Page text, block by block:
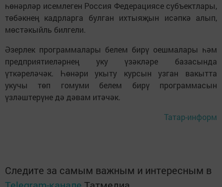
һөнәрләр исемлеген Россия Федерациясе субъектлары,
төбәкнең кадрларга булган ихтыяҗын исәпкә алып,
мөстәкыйль билгели.
Әзерлек программалары белем бирү оешмалары һәм
предприятиеләрнең уку үзәкләре базасында
үткәреләчәк. Һөнәри укыту курсын узган вакытта
укучы төп гомуми белем бирү программасын
үзләштерүне дә дәвам итәчәк.
Татар-информ
Следите за самым важным и интересным в